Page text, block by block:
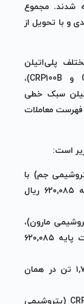
شدند. مجموع
و با تحویل از
پلی‌اتیلن
،
سبک خطی
فهرست معاملات
است:
با
۶۲۰,۰۸۵ ریال
،
پایه ۶۲۰,۰۸۵
تن
در همان
پلی‌اتیلن سنگین لوله مشکی CRP100B (پتروشیمی